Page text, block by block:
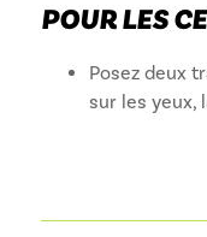
POUR LES
Posez deux
sur les yeux,